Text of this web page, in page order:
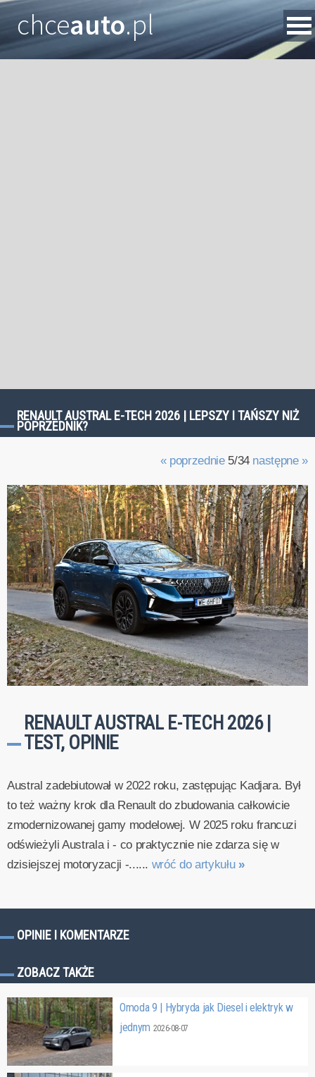
chceauto.pl
RENAULT AUSTRAL E-TECH 2026 | LEPSZY I TAŃSZY NIŻ
POPRZEDNIK?
« poprzednie5/34 następne »
RENAULT AUSTRAL E-TECH 2026 |
TEST, OPINIE
Austral zadebiutował w 2022 roku, zastępując Kadjara. Był
to też ważny krok dla Renault do zbudowania całkowicie
zmodernizowanej gamy modelowej. W 2025 roku francuzi
odświeżyli Australa i - co praktycznie nie zdarza się w
dzisiejszej motoryzacji -...... wróć do artykułu »
OPINIE I KOMENTARZE
ZOBACZ TAKŻE
Omoda 9 | Hybryda jak Diesel i elektryk w
jednym 2026-08-07